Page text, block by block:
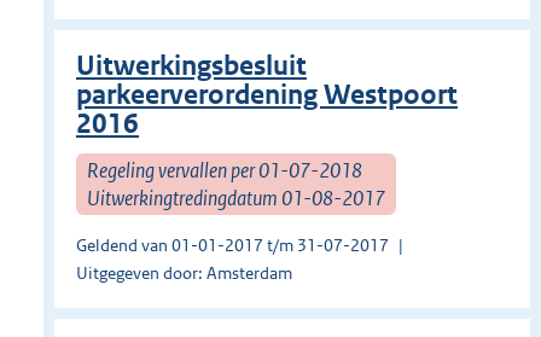
Uitwerkingsbesluit
parkeerverordening Westpoort
2016
Regeling vervallen per 01-07-2018
Uitwerkingtredingdatum 01-08-2017
Geldend van 01-01-2017 t/m 31-07-2017
Uitgegeven door: Amsterdam